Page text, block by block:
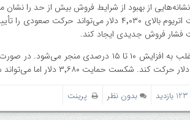
123 بازدید بدون نظر پرینت